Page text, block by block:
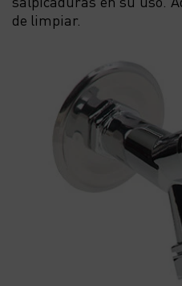
de limpiar.